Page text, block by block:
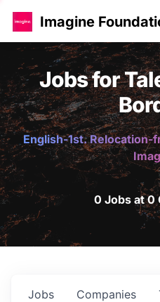
Imagine
Jobs for
English-1st. Relocation-
0 Jobs at 0
Jobs Companies